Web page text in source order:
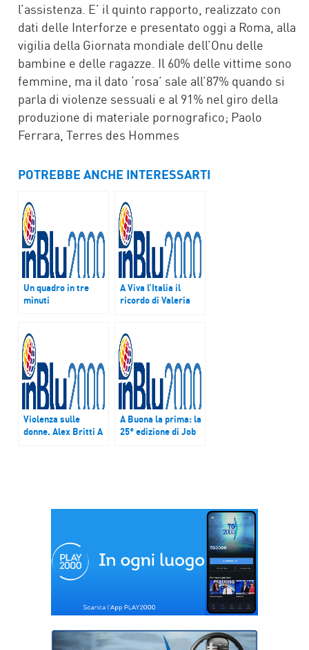
l’assistenza. E’ il quinto rapporto, realizzato con
dati delle Interforze e presentato oggi a Roma, alla
vigilia della Giornata mondiale dell’Onu delle
bambine e delle ragazze. Il 60% delle vittime sono
femmine, ma il dato ‘rosa’ sale all’87% quando si
parla di violenze sessuali e al 91% nel giro della
produzione di materiale pornografico; Paolo
Ferrara, Terres des Hommes
POTREBBE ANCHE INTERESSARTI
Un quadro in tre
minuti
A Viva l’Italia il
ricordo di Valeria
Violenza sulle
donne. Alex Britti A
A Buona la prima: la
25° edizione di Job